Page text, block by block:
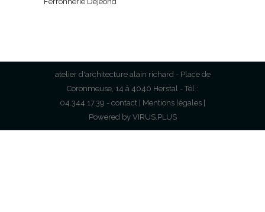
atelier d'architecture alain richard - Place de
Coronmeuse, 14 à 4040 Herstal - Tél :
04.344.17.39 - contact Mentions légales
Powered by VIRUS.PLUS